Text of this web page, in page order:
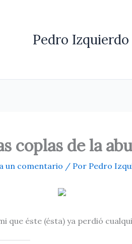
Pedro Izquierdo
coplas de la
un comentario / Por Pedro
que éste (ésta) ya perdió